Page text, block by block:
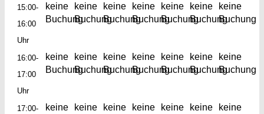
15:00-
16:00
Uhr
keine
Buchung
keine
Buchung
keine
Buchung
keine
Buchung
keine
Buchung
keine
Buchung
keine
Buchung
16:00-
17:00
Uhr
keine
Buchung
keine
Buchung
keine
Buchung
keine
Buchung
keine
Buchung
keine
Buchung
keine
Buchung
17:00-
keine
keine
keine
keine
keine
keine
keine